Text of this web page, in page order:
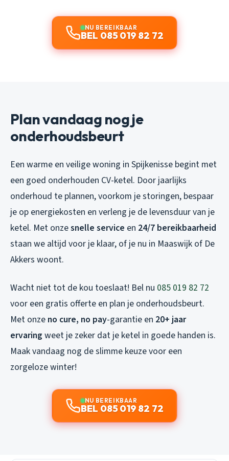
NU BEREIKBAAR
BEL 085 019 82 72
Plan vandaag nog je
onderhoudsbeurt
Een warme en veilige woning in Spijkenisse begint met
een goed onderhouden CV-ketel. Door jaarlijks
onderhoud te plannen, voorkom je storingen, bespaar
je op energiekosten en verleng je de levensduur van je
ketel. Met onzesnelle service en 24/7 bereikbaarheid
staan we altijd voor je klaar, of je nu in Maaswijk of De
Akkers woont.
Wacht niet tot de kou toeslaat! Bel nu 085 019 82 72
voor een gratis offerte en plan je onderhoudsbeurt.
Met onze no cure, no pay-garantie en 20+ jaar
ervaring weet je zeker dat je ketel in goede handen is.
Maak vandaag nog de slimme keuze voor een
zorgeloze winter!
NU BEREIKBAAR
BEL 085 019 82 72